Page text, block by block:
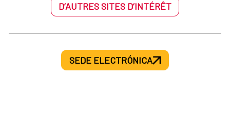
D’AUTRES SITES D’INTÉRÊT
SEDE ELECTRÓNICA